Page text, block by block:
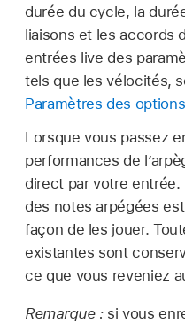
durée du cycle, la
liaisons et les accords
entrées live des
tels que les vélocités,
Paramètres des
Lorsque vous passez
performances de
direct par votre
des notes arpégées
façon de les jouer.
existantes sont
ce que vous reveniez
Remarque : si vous